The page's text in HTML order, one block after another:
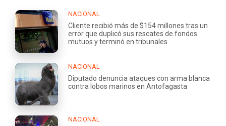
NACIONAL
Cliente recibió más de $154 millones tras un
error que duplicó sus rescates de fondos
mutuos y terminó en tribunales
NACIONAL
Diputado denuncia ataques con arma blanca
contra lobos marinos en Antofagasta
NACIONAL